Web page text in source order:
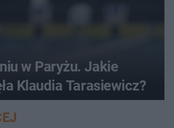
w Paryżu. Jakie
Klaudia Tarasiewicz?